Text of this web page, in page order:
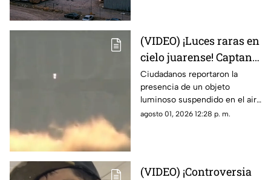
(VIDEO) ¡Luces raras en
cielo juarense! Captan
luz de extraña forma
que asemeja un OVNI
Ciudadanos reportaron la
presencia de un objeto
luminoso suspendido en el aire
que no coincidía con drones ni
agosto 01, 2026 12:28 p. m.
(VIDEO) ¡Controversia